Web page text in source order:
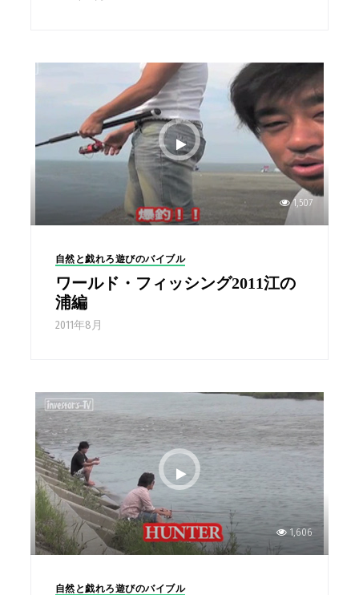
1,507
自然と戯れろ遊びのバイブル
ワールド・フィッシング2011江の
浦編
2011年8月
1,606
自然と戯れろ遊びのバイブル